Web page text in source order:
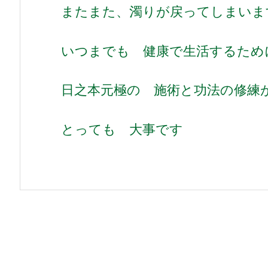
またまた、濁りが戻ってしまいま
いつまでも 健康で生活するため
日之本元極の 施術と功法の修練
とっても 大事です